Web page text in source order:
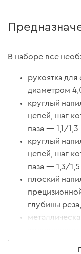
В наборе все
рукоятка
диаметром
круглый
цепей, шаг
паза — 1,1/1,3
круглый
цепей, шаг
паза — 1,3/1,5
плоский
глубины реза,